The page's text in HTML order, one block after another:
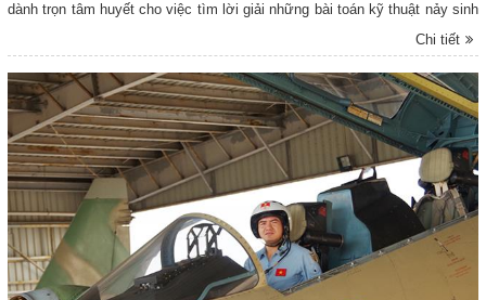
dành trọn tâm huyết cho việc tìm lời giải những bài toán kỹ thuật nảy sinh
từ thực tiễn. Với niềm đam mê nghiên cứu cùng tinh thần không ngừng
đổi mới, sáng tạo, anh đã từng bước làm chủ nhiều công nghệ, góp phần
chủng PK-KQ.
Chi tiết